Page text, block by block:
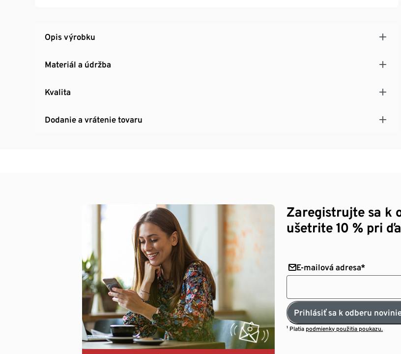
Opis výrobku
Materiál a údržba
Kvalita
Dodanie a vrátenie tovaru
Zaregistrujte sa k
ušetrite 10 % pri
E-mailová adresa*
Prihlásiť sa k odberu
¹ Platia podmienky použitia poukazu.